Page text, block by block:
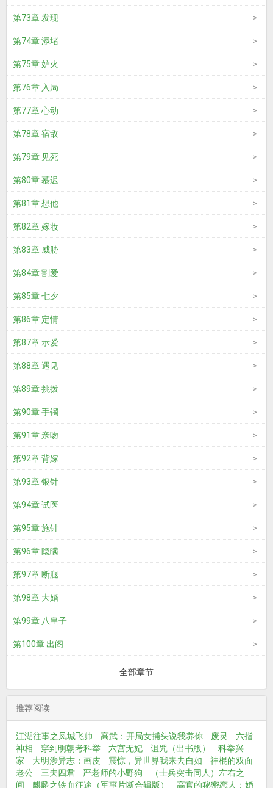
第73章 发现
第74章 添堵
第75章 妒火
第76章 入局
第77章 心动
第78章 宿敌
第79章 见死
第80章 慕迟
第81章 想他
第82章 嫁妆
第83章 威胁
第84章 割爱
第85章 七夕
第86章 定情
第87章 示爱
第88章 遇见
第89章 挑拨
第90章 手镯
第91章 亲吻
第92章 背嫁
第93章 银针
第94章 试医
第95章 施针
第96章 隐瞒
第97章 断腿
第98章 大婚
第99章 八皇子
第100章 出阁
全部章节
推荐阅读
江湖往事之凤城飞帅 高武：开局女捕头说我养你 废灵
六指
神相
穿到明朝考科举 六宫无妃 诅咒（出书版）
科举兴
家
大明涉异志：画皮 震惊，异世界我来去自如
神棍的双面
老公
三夫四君 严老师的小野狗
（士兵突击同人）左右之
间
麒麟之铁血征途（军事片断合辑版） 高官的秘密恋人：婚